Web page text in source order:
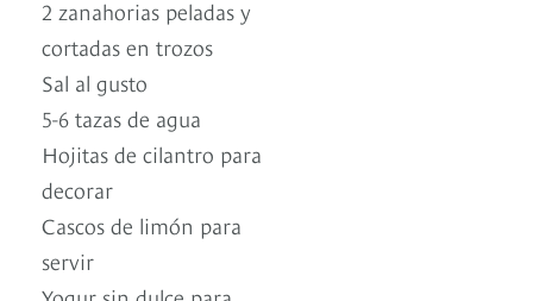
2 zanahorias peladas y
cortadas en trozos
Sal al gusto
5-6 tazas de agua
Hojitas de cilantro para
decorar
Cascos de limón para
servir
Yogur sin dulce para